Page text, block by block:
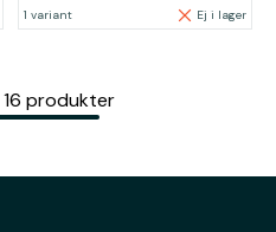
1 variant Ej i lager
16 produkter